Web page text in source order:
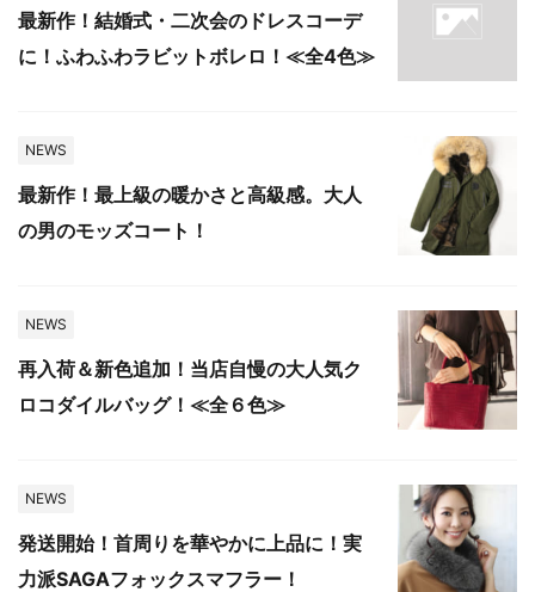
最新作！結婚式・二次会のドレスコーデ
に！ふわふわラビットボレロ！≪全4色≫
NEWS
最新作！最上級の暖かさと高級感。大人
の男のモッズコート！
NEWS
再入荷＆新色追加！当店自慢の大人気ク
ロコダイルバッグ！≪全６色≫
NEWS
発送開始！首周りを華やかに上品に！実
力派SAGAフォックスマフラー！